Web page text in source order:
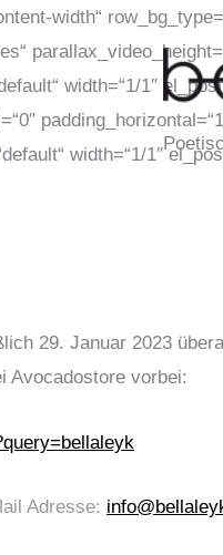
width“
width=“1/1″
width=“1/1″
29. Januar 2023
Avocadostore vorbei:
Adresse: